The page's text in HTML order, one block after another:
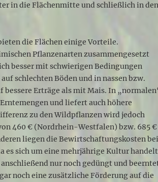
in die Flächenmitte und schließlich in
die Flächen einige Vorteile.
Pflanzenarten zusammengesetzt
besser mit schwierigen Bedingungen
schlechten Böden und in nassen bzw.
bessere Erträge als mit Mais. In
und liefert auch höhere
zu den Wildpflanzen wird jedoch
460 € (Nordrhein-Westfalen) bzw. 685 €
liegen die Bewirtschaftungskosten
es sich um eine mehrjährige Kultur
nur noch gedüngt und
noch eine zusätzliche Förderung auf die